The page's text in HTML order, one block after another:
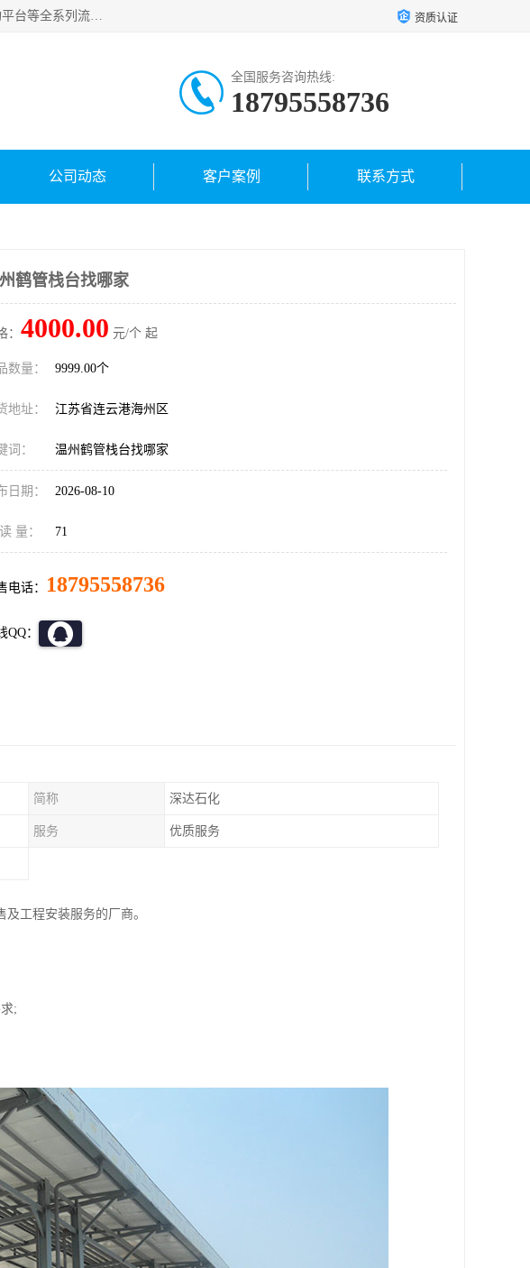
连云港深达石化装备有限公司是从事定量装车系统、船用流体装卸臂、陆用流体装卸臂（鹤管）、活动梯、钢构平台等全系列流体装卸设备的设计、制造、销售以及服务的专业供应商。公司始终以客户为中心，密切跟踪国内外油气储运及装卸设备先进技术的发展，以先进的技术、优质的产品、一流的服务，满足客户需求。 资质认证
全国服务咨询热线:
18795558736
公司动态 客户案例 联系方式
鹤管栈台找哪家
： 4000.00 元/个 起
数量： 9999.00个
地址： 江苏省连云港海州区
词： 温州鹤管栈台找哪家
日期： 2026-08-10
量： 71
电话： 18795558736
QQ：
简称 深达石化
服务 优质服务
工程安装服务的厂商。
;